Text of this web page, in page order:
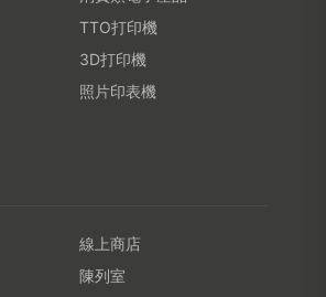
TTO打印機
3D打印機
照片印表機
線上商店
陳列室